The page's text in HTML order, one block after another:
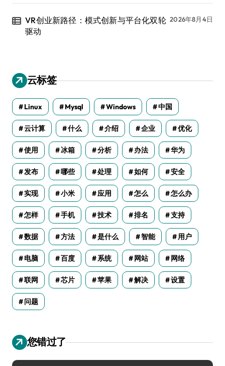
VR创业新路径：模式创新与平台化双轮
驱动
2026年8月4日
云标签
Linux Mysql Windows 中国
云计算 什么 介绍 企业 优化
使用 冰箱 分析 办法 华为
发布 哪些 处理 如何 安全
实现 小米 应用 怎么 怎么办
怎样 手机 技术 排名 支持
数据 方法 是什么 智能 用户
电脑 百度 系统 网站 网络
联网 芯片 苹果 解决 设置
问题
您错过了